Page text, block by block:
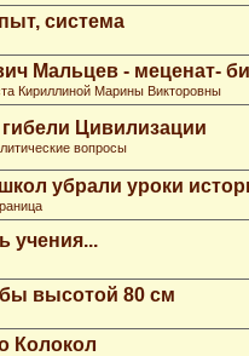
система
Мальцев - меценат-
Кириллиной Марины Викторовны
Цивилизации
вопросы
убрали уроки
учения...
высотой 80 см
Колокол